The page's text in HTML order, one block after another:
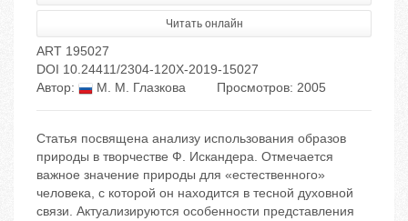
Читать онлайн
ART 195027
DOI 10.24411/2304-120X-2019-15027
Автор:
М. М. Глазкова Просмотров: 2005
Статья посвящена анализу использования образов
природы в творчестве Ф. Искандера. Отмечается
важное значение природы для «естественного»
человека, с которой он находится в тесной духовной
связи. Актуализируются особенности представления